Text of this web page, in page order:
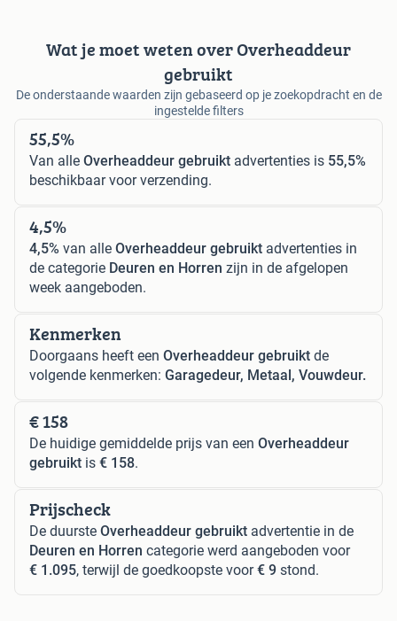
Wat je moet weten over Overheaddeur
gebruikt
De onderstaande waarden zijn gebaseerd op je zoekopdracht en de
ingestelde filters
55,5%
Van alle Overheaddeur gebruikt advertenties is 55,5%
beschikbaar voor verzending.
4,5%
4,5% van alle Overheaddeur gebruikt advertenties in
de categorie Deuren en Horren zijn in de afgelopen
week aangeboden.
Kenmerken
Doorgaans heeft een Overheaddeur gebruikt de
volgende kenmerken: Garagedeur, Metaal, Vouwdeur.
€ 158
De huidige gemiddelde prijs van een Overheaddeur
gebruikt is € 158.
Prijscheck
De duurste Overheaddeur gebruikt advertentie in de
Deuren en Horren categorie werd aangeboden voor
€ 1.095, terwijl de goedkoopste voor€ 9 stond.